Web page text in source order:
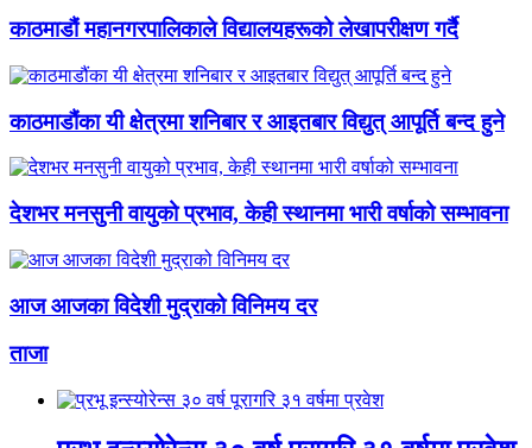
काठमाडौं महानगरपालिकाले विद्यालयहरूको लेखापरीक्षण गर्दै
काठमाडौंका यी क्षेत्रमा शनिबार र आइतबार विद्युत् आपूर्ति बन्द हुने
देशभर मनसुनी वायुको प्रभाव, केही स्थानमा भारी वर्षाको सम्भावना
आज आजका विदेशी मुद्राको विनिमय दर
ताजा